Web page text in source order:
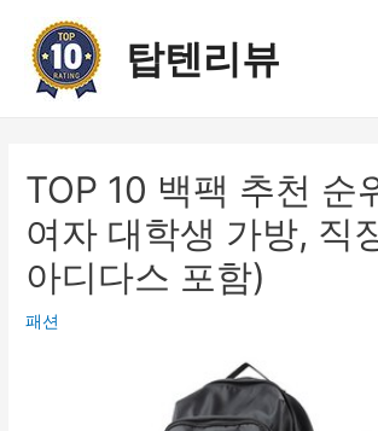
탑텐리뷰
TOP 10 백팩 추천 순
여자 대학생 가방, 직
아디다스 포함)
패션